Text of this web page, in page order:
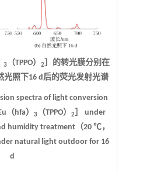
3（TPPO） 2］的转光膜分别在
光照下16 d后的荧光发射光谱
spectra of light conversion
（hfa）3 （TPPO）2］ under
humidity treatment（20 ℃，
natural light outdoor for 16
d